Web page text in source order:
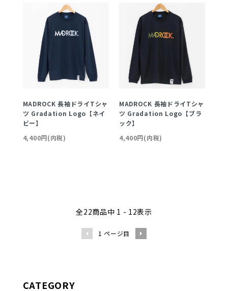
MADROCK 長袖ドライTシャ
ツ Gradation Logo【ネイ
ビー】
4,400円(内税)
MADROCK 長袖ドライTシャ
ツ Gradation Logo【ブラ
ック】
4,400円(内税)
全22商品中 1 - 12表示
1 ページ目
CATEGORY